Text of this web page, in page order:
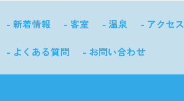
- 新着情報 - 客室 - 温泉 - アクセス
- よくある質問 - お問い合わせ